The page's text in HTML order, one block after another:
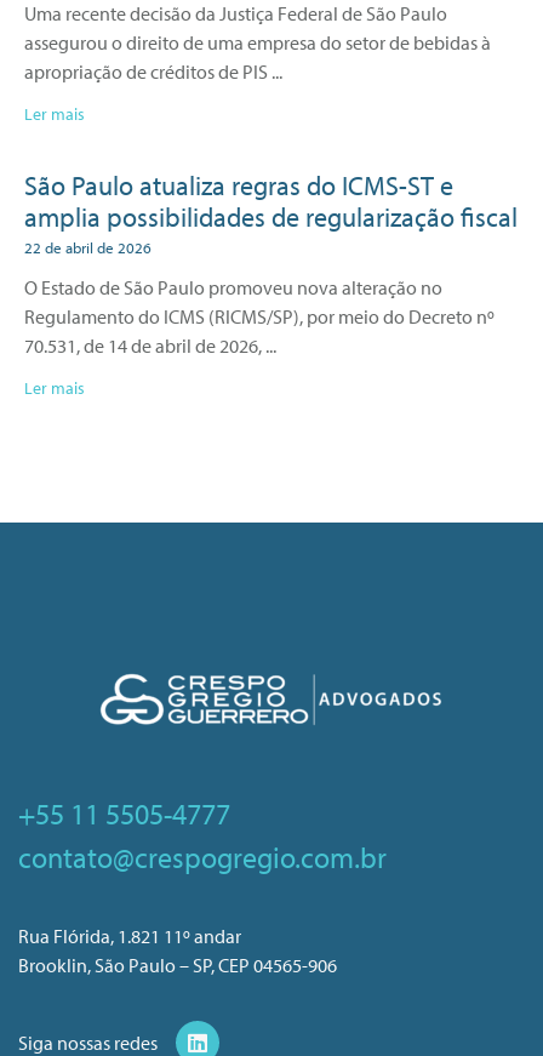
Uma recente decisão da Justiça Federal de São Paulo
assegurou o direito de uma empresa do setor de bebidas à
apropriação de créditos de PIS
Ler mais
São Paulo atualiza regras do ICMS-ST e
amplia possibilidades de regularização fiscal
22 de abril de 2026
O Estado de São Paulo promoveu nova alteração no
Regulamento do ICMS (RICMS/SP), por meio do Decreto nº
70.531, de 14 de abril de 2026,
Ler mais
+55 11 5505-4777
contato@crespogregio.com.br
Rua Flórida, 1.821 11º andar
Brooklin, São Paulo – SP, CEP 04565-906
Siga nossas redes